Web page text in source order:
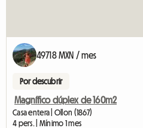
49718 MXN / mes
Por descubrir
Magnífico dúplex de 160m2
Casa entera | Ollon (1867)
4 pers. | Mínimo 1 mes